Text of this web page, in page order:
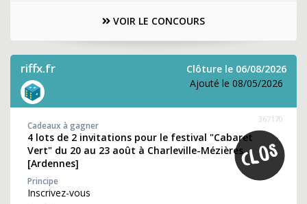
VOIR LE CONCOURS
riffx.fr
Clôture le 06/08/2026
Ajouté le 08/05/2026
367170
Cadeaux à gagner
4 lots de 2 invitations pour le festival "Cabaret
Vert" du 20 au 23 août à Charleville-Mézières
[Ardennes]
Principe
Inscrivez-vous